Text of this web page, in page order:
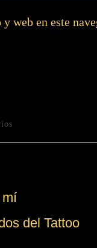
web en este
mí
del Tattoo